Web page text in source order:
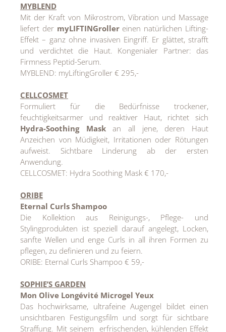
MYBLEND
Mit der Kraft von Mikrostrom, Vibration und Massage
liefert der myLIFTINGroller einen natürlichen Lifting-
Effekt – ganz ohne invasiven Eingriff. Er glättet, strafft
und verdichtet die Haut. Kongenialer Partner: das
Firmness Peptid-Serum.
MYBLEND: myLiftingGroller € 295,-
CELLCOSMET
Formuliert für die Bedürfnisse trockener,
feuchtigkeitsarmer und reaktiver Haut, richtet sich
Hydra-Soothing Maskan all jene, deren Haut
Anzeichen von Müdigkeit, Irritationen oder Rötungen
aufweist. Sichtbare Linderung ab der ersten
Anwendung.
CELLCOSMET: Hydra Soothing Mask € 170,-
ORIBE
Eternal Curls Shampoo
Die Kollektion aus Reinigungs-, Pflege- und
Stylingprodukten ist speziell darauf angelegt, Locken,
sanfte Wellen und enge Curls in all ihren Formen zu
pflegen, zu definieren und zu feiern.
ORIBE: Eternal Curls Shampoo € 59,-
SOPHIE’S GARDEN
Mon Olive Longévité Microgel Yeux
Das hochwirksame, ultrafeine Augengel bildet einen
unsichtbaren Festigungsfilm und sorgt für sichtbare
Straffung. Mit seinem erfrischenden, kühlenden Effekt